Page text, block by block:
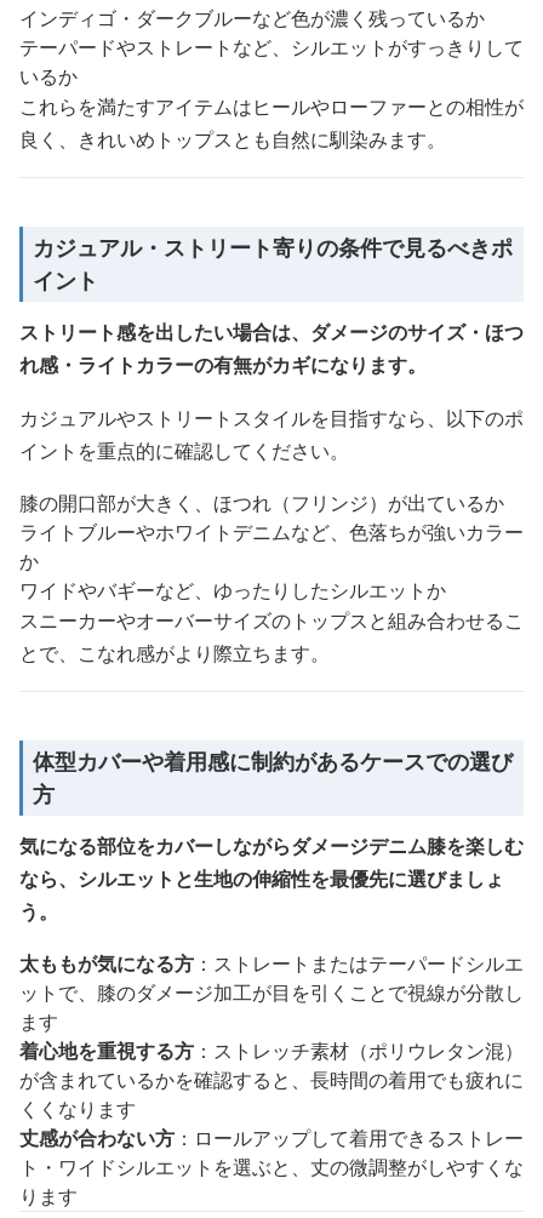
インディゴ・ダークブルーなど色が濃く残っているか
テーパードやストレートなど、シルエットがすっきりして
いるか
これらを満たすアイテムはヒールやローファーとの相性が
良く、きれいめトップスとも自然に馴染みます。
カジュアル・ストリート寄りの条件で見るべきポ
イント
ストリート感を出したい場合は、ダメージのサイズ・ほつ
れ感・ライトカラーの有無がカギになります。
カジュアルやストリートスタイルを目指すなら、以下のポ
イントを重点的に確認してください。
膝の開口部が大きく、ほつれ（フリンジ）が出ているか
ライトブルーやホワイトデニムなど、色落ちが強いカラー
か
ワイドやバギーなど、ゆったりしたシルエットか
スニーカーやオーバーサイズのトップスと組み合わせるこ
とで、こなれ感がより際立ちます。
体型カバーや着用感に制約があるケースでの選び
方
気になる部位をカバーしながらダメージデニム膝を楽しむ
なら、シルエットと生地の伸縮性を最優先に選びましょ
う。
太ももが気になる方 ：ストレートまたはテーパードシルエ
ットで、膝のダメージ加工が目を引くことで視線が分散し
ます
着心地を重視する方 ：ストレッチ素材（ポリウレタン混）
が含まれているかを確認すると、長時間の着用でも疲れに
くくなります
丈感が合わない方 ：ロールアップして着用できるストレー
ト・ワイドシルエットを選ぶと、丈の微調整がしやすくな
ります